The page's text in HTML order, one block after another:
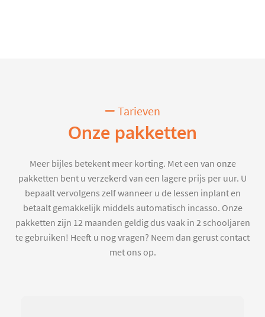
Tarieven
Onze pakketten
Meer bijles betekent meer korting. Met een van onze
pakketten bent u verzekerd van een lagere prijs per uur. U
bepaalt vervolgens zelf wanneer u de lessen inplant en
betaalt gemakkelijk middels automatisch incasso. Onze
pakketten zijn 12 maanden geldig dus vaak in 2 schooljaren
te gebruiken! Heeft u nog vragen? Neem dan gerust contact
met ons op.